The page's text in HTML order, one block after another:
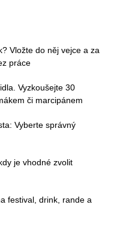
Vložte do něj vejce a za
práce
Vyzkoušejte 30
či marcipánem
Vyberte správný
je vhodné zvolit
festival, drink, rande a